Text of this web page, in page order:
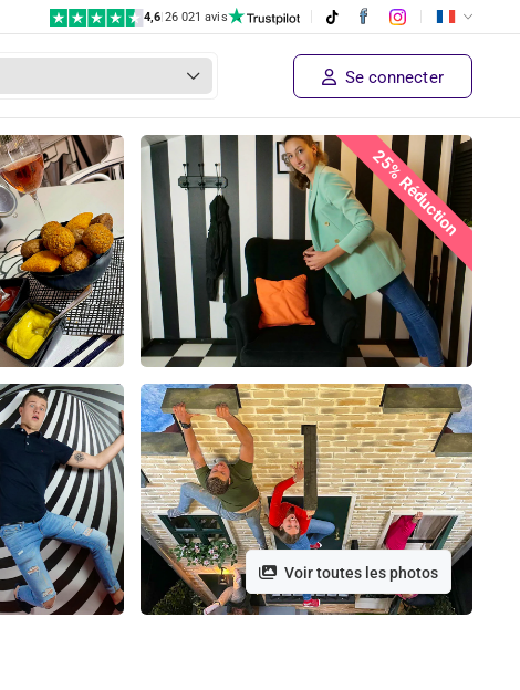
4,6|26 021 avis
Se connecter
25% Réduction
Voir toutes les photos
Prix ​​du fournisseur € 19,95
Achetez maintenant!